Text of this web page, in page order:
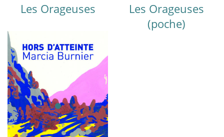
Les Orageuses
Les Orageuses
(poche)